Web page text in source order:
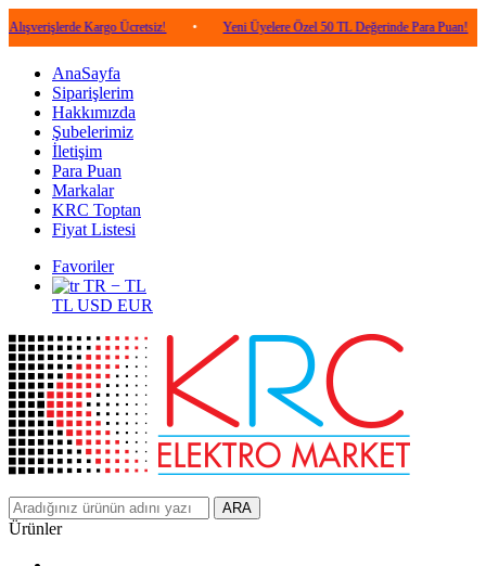
Kargo Ücretsiz! • Yeni Üyelere Özel 50 TL Değerinde Para Puan! •
AnaSayfa
Siparişlerim
Hakkımızda
Şubelerimiz
İletişim
Para Puan
Markalar
KRC Toptan
Fiyat Listesi
Favoriler
TR − TL
TL USD EUR
ARA
Ürünler